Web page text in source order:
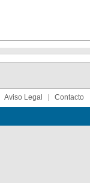
Aviso Legal Contacto